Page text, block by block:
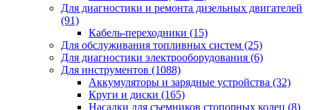
Для диагностики и ремонта дизельных двигателей
(91)
Кабель-переходники (15)
Для обслуживания топливных систем (25)
Для диагностики электрооборудования (6)
Для инструментов (1088)
Аккумуляторы и зарядные устройства (32)
Круги и диски (165)
Насадки для съемников стопорных колец (8)